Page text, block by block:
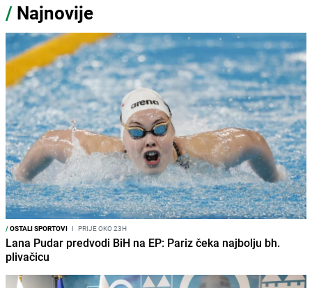
/ Najnovije
/OSTALI SPORTOVI I PRIJE OKO 23H
Lana Pudar predvodi BiH na EP: Pariz čeka najbolju bh.
plivačicu